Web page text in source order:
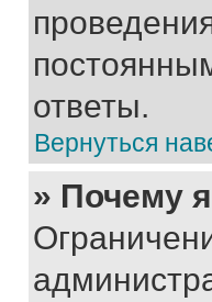
ответы.
Вернуться
» Почему